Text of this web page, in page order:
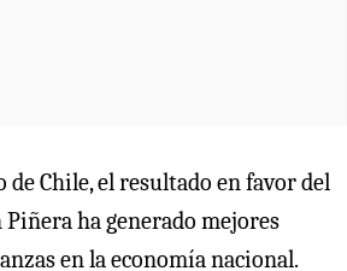
Chile, el resultado en favor del
ha generado mejores
en la economía nacional.